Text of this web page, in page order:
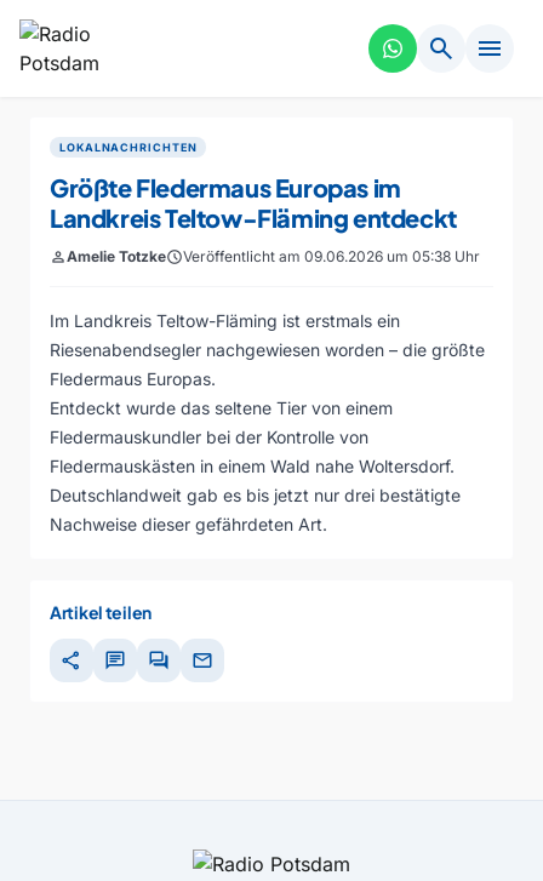
search menu
LOKALNACHRICHTEN
Größte Fledermaus Europas im
Landkreis Teltow-Fläming entdeckt
personAmelie TotzkescheduleVeröffentlicht am 09.06.2026 um 05:38 Uhr
Im Landkreis Teltow-Fläming ist erstmals ein
Riesenabendsegler nachgewiesen worden – die größte
Fledermaus Europas.
Entdeckt wurde das seltene Tier von einem
Fledermauskundler bei der Kontrolle von
Fledermauskästen in einem Wald nahe Woltersdorf.
Deutschlandweit gab es bis jetzt nur drei bestätigte
Nachweise dieser gefährdeten Art.
Artikel teilen
share chat forum mail